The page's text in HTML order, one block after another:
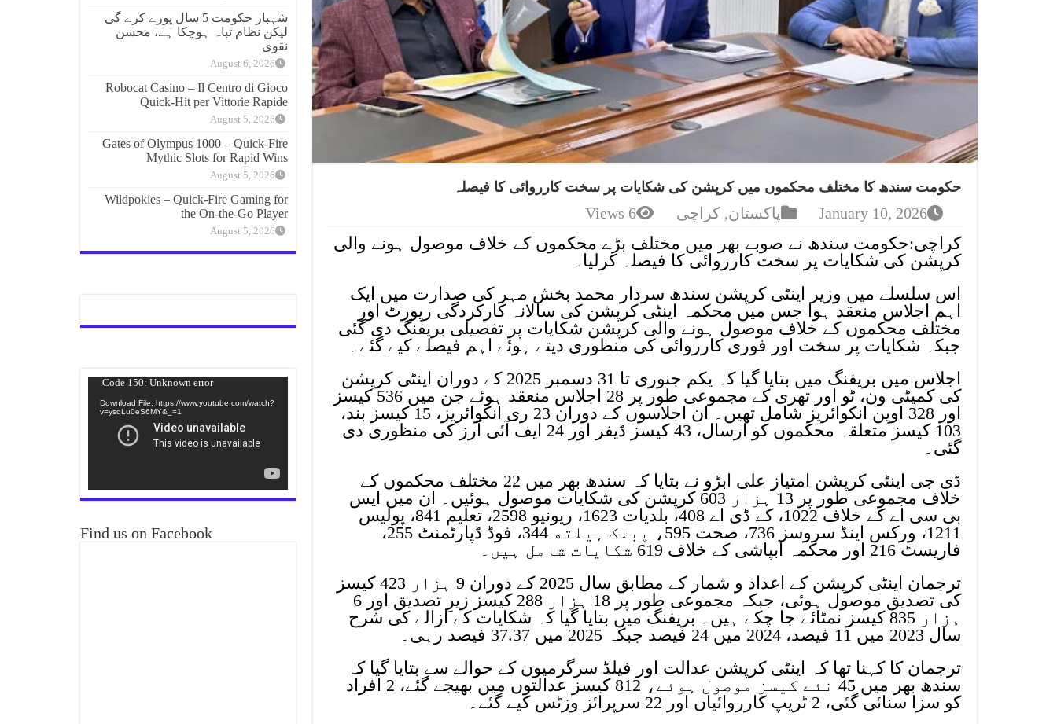
حکومت سندھ کا مختلف محکموں میں کرپشن کی شکایات پر سخت کارروائی کا فیصلہ
January 10, 2026 پاکستان, کراچی 6 Views
کراچی:حکومت سندھ نے صوبے بھر میں مختلف بڑے محکموں کے خلاف موصول ہونے والی
کرپشن کی شکایات پر سخت کارروائی کا فیصلہ کرلیا۔
اس سلسلے میں وزیر اینٹی کرپشن سندھ سردار محمد بخش مہر کی صدارت میں ایک
اہم اجلاس منعقد ہوا جس میں محکمہ اینٹی کرپشن کی سالانہ کارکردگی رپورٹ اور
مختلف محکموں کے خلاف موصول ہونے والی کرپشن شکایات پر تفصیلی بریفنگ دی گئی
جبکہ شکایات پر سخت اور فوری کارروائی کی منظوری دیتے ہوئے اہم فیصلے کیے گئے۔
اجلاس میں بریفنگ میں بتایا گیا کہ یکم جنوری تا 31 دسمبر 2025 کے دوران اینٹی کرپشن
کی کمیٹی ون، ٹو اور تھری کے مجموعی طور پر 28 اجلاس منعقد ہوئے جن میں 536 کیسز
اور 328 اوپن انکوائریز شامل تھیں۔ ان اجلاسوں کے دوران 23 ری انکوائریز، 15 کیسز بند،
103 کیسز متعلقہ محکموں کو ارسال، 43 کیسز ڈیفر اور 24 ایف آئی آرز کی منظوری دی
گئی۔
ڈی جی اینٹی کرپشن امتیاز علی ابڑو نے بتایا کہ سندھ بھر میں 22 مختلف محکموں کے
خلاف مجموعی طور پر 13 ہزار 603 کرپشن کی شکایات موصول ہوئیں۔ ان میں ایس
بی سی اے کے خلاف 1022، کے ڈی اے 408، بلدیات 1623، ریونیو 2598، تعلیم 841، پولیس
1211، ورکس اینڈ سروسز 736، صحت 595، پبلک ہیلتھ 344، فوڈ ڈپارٹمنٹ 255،
فاریسٹ 216 اور محکمہ آبپاشی کے خلاف 619 شکایات شامل ہیں۔
ترجمان اینٹی کرپشن کے اعداد و شمار کے مطابق سال 2025 کے دوران 9 ہزار 423 کیسز
کی تصدیق موصول ہوئی، جبکہ مجموعی طور پر 18 ہزار 288 کیسز زیرِ تصدیق اور 6
ہزار 835 کیسز نمٹائے جا چکے ہیں۔ بریفنگ میں بتایا گیا کہ شکایات کے ازالے کی شرح
سال 2023 میں 11 فیصد، 2024 میں 24 فیصد جبکہ 2025 میں 37.37 فیصد رہی۔
ترجمان کا کہنا تھا کہ اینٹی کرپشن عدالت اور فیلڈ سرگرمیوں کے حوالے سے بتایا گیا کہ
سندھ بھر میں 45 نئے کیسز موصول ہوئے، 812 کیسز عدالتوں میں بھیجے گئے، 2 افراد
کو سزا سنائی گئی، 2 ٹریپ کارروائیاں اور 22 سرپرائز وزٹس کیے گئے۔
شہباز حکومت 5 سال پورے کرے گی
لیکن نظام تباہ ہوچکا ہے، محسن
نقوی
August 6, 2026
Robocat Casino – Il Centro di Gioco
Quick‑Hit per Vittorie Rapide
August 5, 2026
Gates of Olympus 1000 – Quick‑Fire
Mythic Slots for Rapid Wins
August 5, 2026
Wildpokies – Quick‑Fire Gaming for
the On‑the‑Go Player
August 5, 2026
Code 150: Unknown error.
Download File: https://www.youtube.com/watch?
v=ysqLu0eS6MY&_=1
Find us on Facebook